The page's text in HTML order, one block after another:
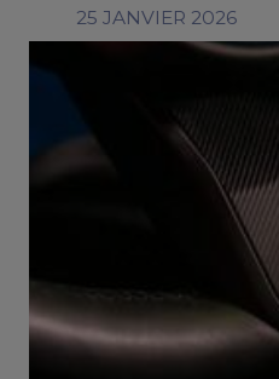
25 JANVIER 2026